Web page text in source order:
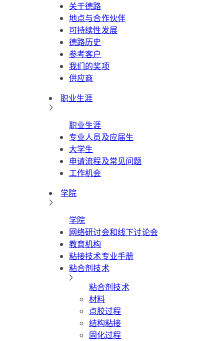
关于德路
地点与合作伙伴
可持续性发展
德路历史
参考客户
我们的奖项
供应商
职业生涯
职业生涯
专业人员及应届生
大学生
申请流程及常见问题
工作机会
学院
学院
网络研讨会和线下讨论会
教育机构
粘接技术专业手册
粘合剂技术
粘合剂技术
材料
点胶过程
结构粘接
固化过程